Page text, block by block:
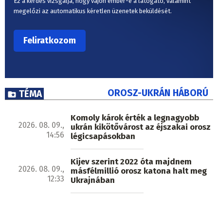
megelőzi az automatikus kéretlen üzenetek beküldését.
TÉMA OROSZ-UKRÁN HÁBORÚ
2026. 08. 09.,
14:56
Komoly károk érték a legnagyobb
ukrán kikötővárost az éjszakai orosz
légicsapásokban
2026. 08. 09.,
12:33
Kijev szerint 2022 óta majdnem
másfélmillió orosz katona halt meg
Ukrajnában